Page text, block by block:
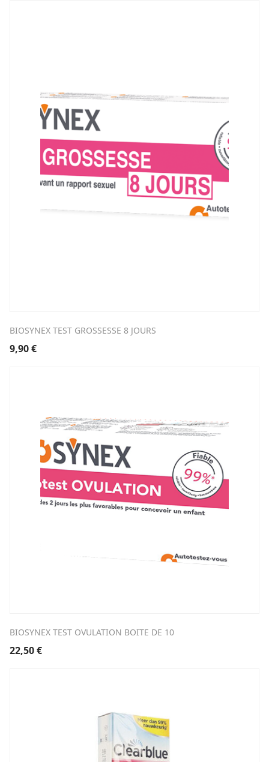
BIOSYNEX TEST GROSSESSE 8 JOURS
9,90€
BIOSYNEX TEST OVULATION BOITE DE 10
22,50€